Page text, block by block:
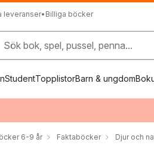
leveranser• Billiga böcker
Sök bok, spel, pussel, penna...
StudentTopplistorBarn & ungdom
6-9 år Faktaböcker Djur och